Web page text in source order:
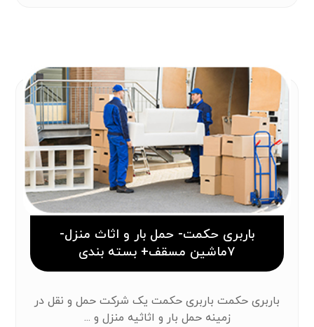
باربری حکمت- حمل بار و اثاث منزل-
۷ماشین مسقف+ بسته بندی
باربری حکمت باربری حکمت یک شرکت حمل ‌و نقل در
زمینه حمل بار و اثاثیه منزل و ...